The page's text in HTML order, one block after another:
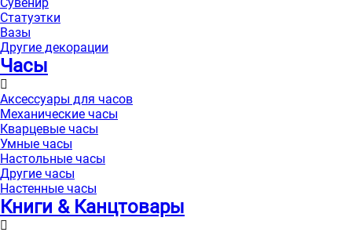
Статуэтки
Вазы
Другие декорации
Часы
Аксессуары для часов
Механические часы
Кварцевые часы
Умные часы
Настольные часы
Другие часы
Настенные часы
Книги & Канцтовары